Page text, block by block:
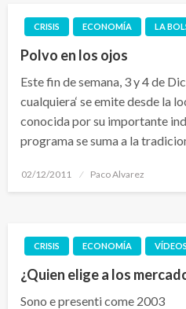
CRISIS ECONOMÍA LA
Polvo en los ojos
Este fin de semana, 3 y 4 de
cualquiera‘ se emite desde la
conocida por su importante
programa se suma a la
Publicado
02/12/2011 Paco Alvarez
CRISIS ECONOMÍA VÍDEOS
¿Quien elige a los
Sono e presenti come 2003